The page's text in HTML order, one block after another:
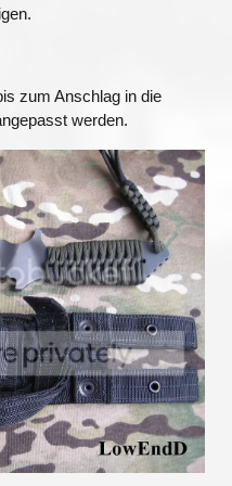
zum Anschlag in die
werden.